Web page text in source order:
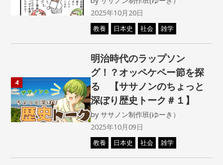
2025年10月20日
教養 日本史 社会 雑学
4
明治時代のラップソン
グ！？オッペケペー節を探
る 【ササノンのちょっと
深ぼり歴史トーク＃１】
byササノン制作班(ゆーき）
2025年10月09日
教養 日本史 社会 雑学